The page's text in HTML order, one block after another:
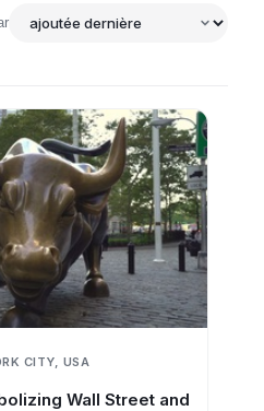
CITY, USA
Wall Street and